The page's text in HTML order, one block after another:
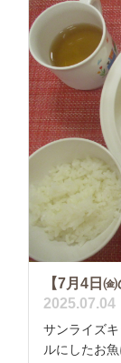
【7月4日
2025.07.04
サンライズ
ルにしたお